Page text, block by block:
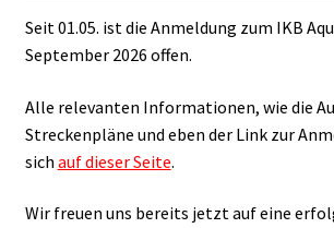
Seit 01.05. ist die Anmeldung zum IKB
September 2026 offen.
Alle relevanten Informationen, wie die
Streckenpläne und eben der Link zur
sich auf dieser Seite.
Wir freuen uns bereits jetzt auf eine